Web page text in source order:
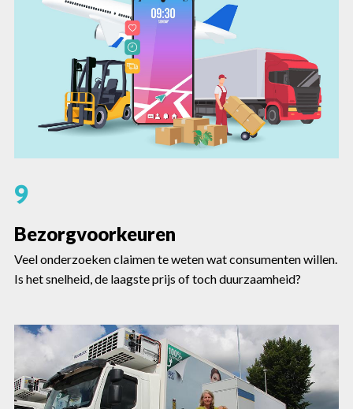
9
Bezorgvoorkeuren
Veel onderzoeken claimen te weten wat consumenten willen.
Is het snelheid, de laagste prijs of toch duurzaamheid?